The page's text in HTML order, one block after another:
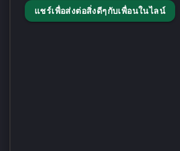
แชร์เพื่อส่งต่อสิ่งดีๆกับเพื่อนในไลน์